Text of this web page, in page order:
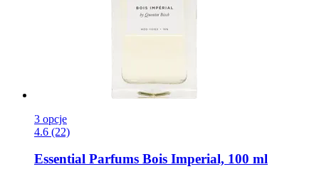
3 opcje
4.6 (22)
Essential Parfums Bois Imperial, 100 ml